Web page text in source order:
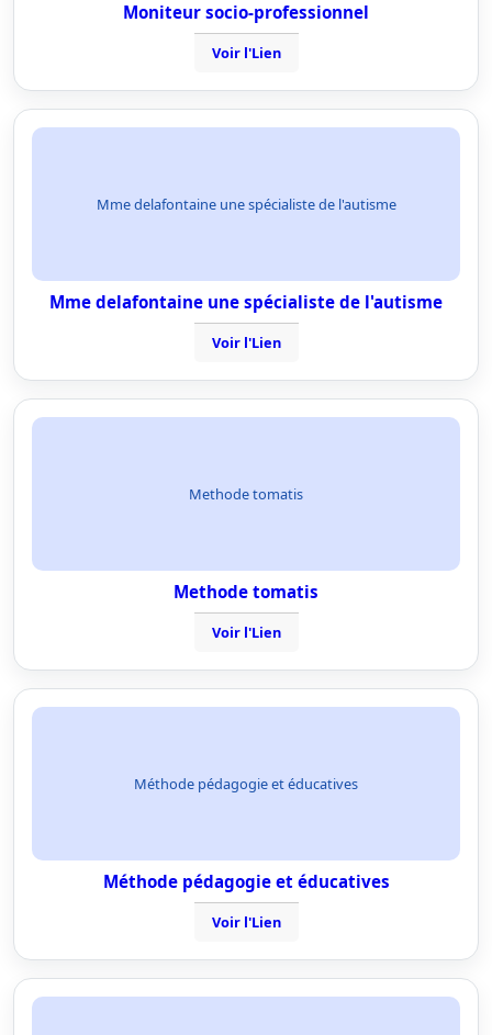
Moniteur socio-professionnel
Voir l'Lien
Mme delafontaine une spécialiste de l'autisme
Mme delafontaine une spécialiste de l'autisme
Voir l'Lien
Methode tomatis
Methode tomatis
Voir l'Lien
Méthode pédagogie et éducatives
Méthode pédagogie et éducatives
Voir l'Lien